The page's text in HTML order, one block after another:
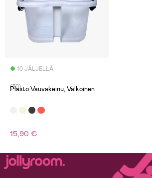
10 JÄLJELLÄ
(30)
Plasto Vauvakeinu, Valkoinen
15,90 €